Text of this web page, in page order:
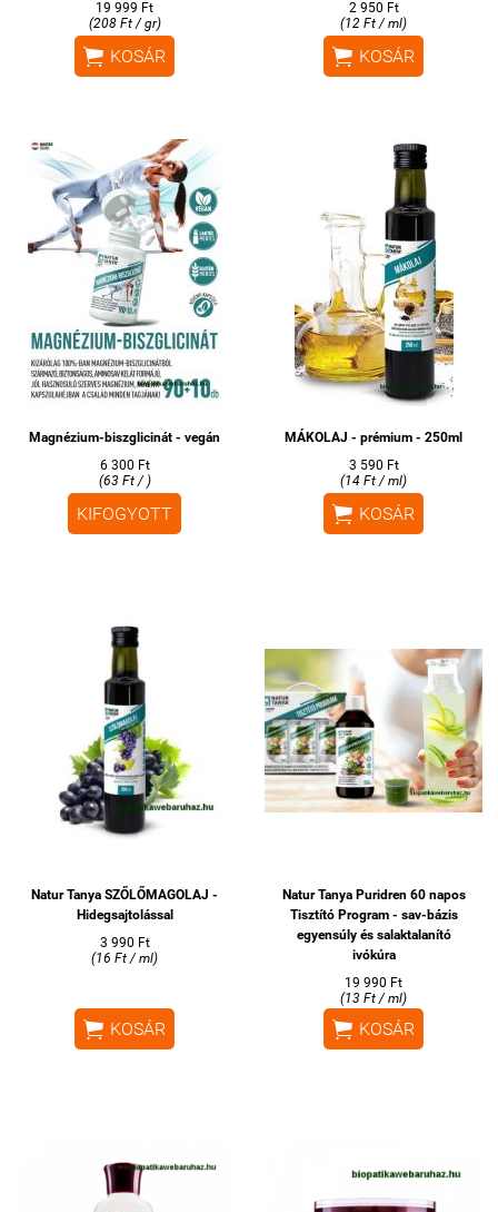
19 999 Ft
(208 Ft / gr)
 KOSÁR
2 950 Ft
(12 Ft / ml)
 KOSÁR
Magnézium-biszglicinát - vegán
6 300 Ft
(63 Ft / )
KIFOGYOTT
MÁKOLAJ - prémium - 250ml
3 590 Ft
(14 Ft / ml)
 KOSÁR
Natur Tanya SZŐLŐMAGOLAJ -
Hidegsajtolással
3 990 Ft
(16 Ft / ml)
 KOSÁR
Natur Tanya Puridren 60 napos
Tisztító Program - sav-bázis
egyensúly és salaktalanító
ivókúra
19 990 Ft
(13 Ft / ml)
 KOSÁR